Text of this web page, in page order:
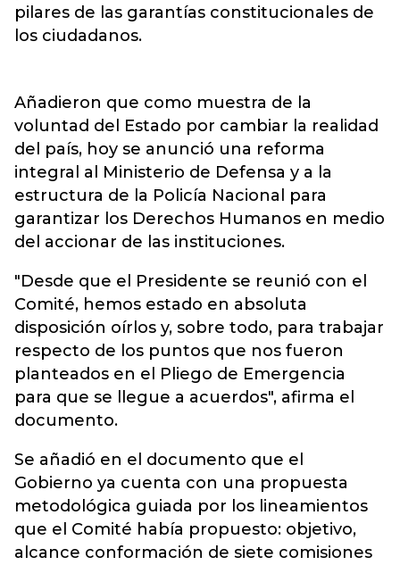
pilares de las garantías constitucionales de
los ciudadanos.
Añadieron que como muestra de la
voluntad del Estado por cambiar la realidad
del país, hoy se anunció una reforma
integral al Ministerio de Defensa y a la
estructura de la Policía Nacional para
garantizar los Derechos Humanos en medio
del accionar de las instituciones.
"Desde que el Presidente se reunió con el
Comité, hemos estado en absoluta
disposición oírlos y, sobre todo, para trabajar
respecto de los puntos que nos fueron
planteados en el Pliego de Emergencia
para que se llegue a acuerdos", afirma el
documento.
Se añadió en el documento que el
Gobierno ya cuenta con una propuesta
metodológica guiada por los lineamientos
que el Comité había propuesto: objetivo,
alcance conformación de siete comisiones